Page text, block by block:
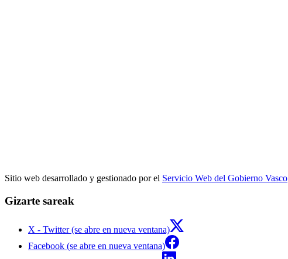
Sitio web desarrollado y gestionado por el Servicio Web del Gobierno Vasco
Gizarte sareak
X - Twitter (se abre en nueva ventana)
Facebook (se abre en nueva ventana)